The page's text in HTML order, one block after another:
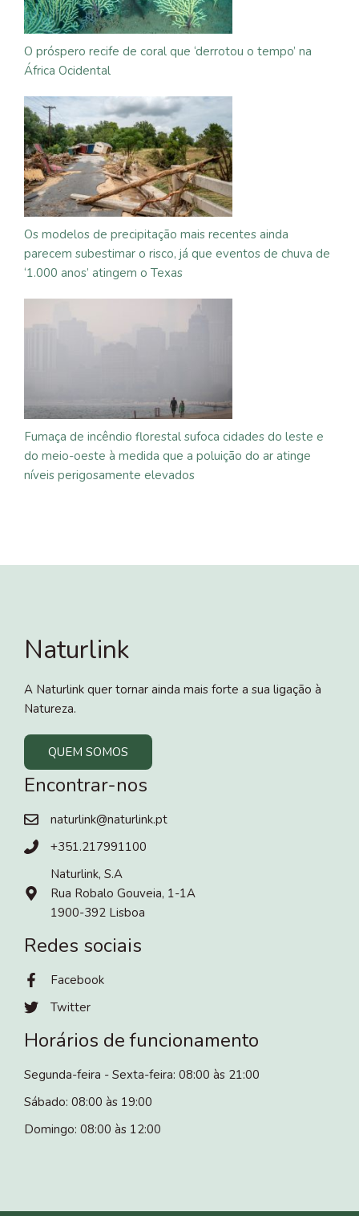
O próspero recife de coral que ‘derrotou o tempo’ na
África Ocidental
Os modelos de precipitação mais recentes ainda
parecem subestimar o risco, já que eventos de chuva de
‘1.000 anos’ atingem o Texas
Fumaça de incêndio florestal sufoca cidades do leste e
do meio-oeste à medida que a poluição do ar atinge
níveis perigosamente elevados
Naturlink
A Naturlink quer tornar ainda mais forte a sua ligação à
Natureza.
QUEM SOMOS
Encontrar-nos
naturlink@naturlink.pt
+351.217991100
Naturlink, S.A
Rua Robalo Gouveia, 1-1A
1900-392 Lisboa
Redes sociais
Facebook
Twitter
Horários de funcionamento
Segunda-feira - Sexta-feira: 08:00 às 21:00
Sábado: 08:00 às 19:00
Domingo: 08:00 às 12:00